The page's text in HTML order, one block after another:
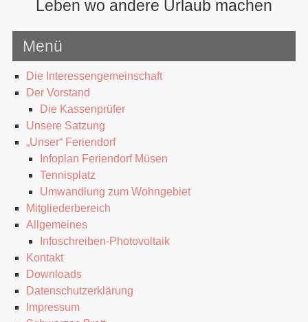
Leben wo andere Urlaub machen
Menü
Die Interessengemeinschaft
Der Vorstand
Die Kassenprüfer
Unsere Satzung
„Unser“ Feriendorf
Infoplan Feriendorf Müsen
Tennisplatz
Umwandlung zum Wohngebiet
Mitgliederbereich
Allgemeines
Infoschreiben-Photovoltaik
Kontakt
Downloads
Datenschutzerklärung
Impressum